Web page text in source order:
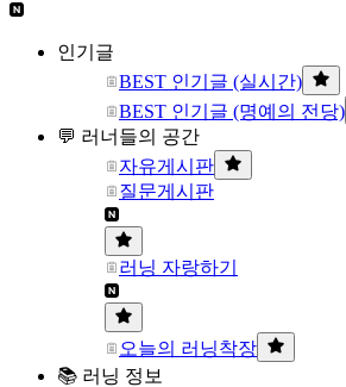
인기글
BEST 인기글 (실시간)
BEST 인기글 (명예의 전당)
💬 러너들의 공간
자유게시판
질문게시판
러닝 자랑하기
오늘의 러닝착장
📚 러닝 정보